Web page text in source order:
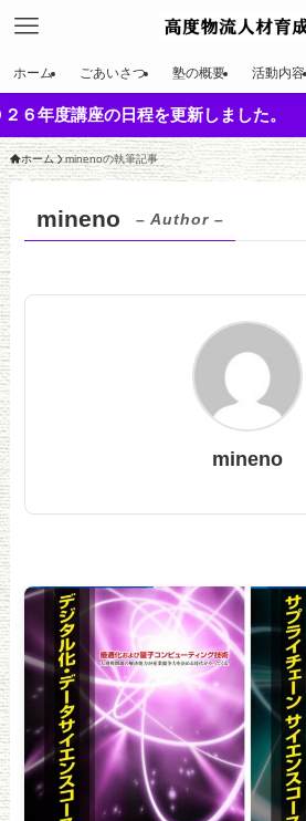
ホーム ごあいさつ 塾の概要 活動内容
度講座の日程を更新しました。
ホーム minenoの執筆記事
mineno – Author –
mineno